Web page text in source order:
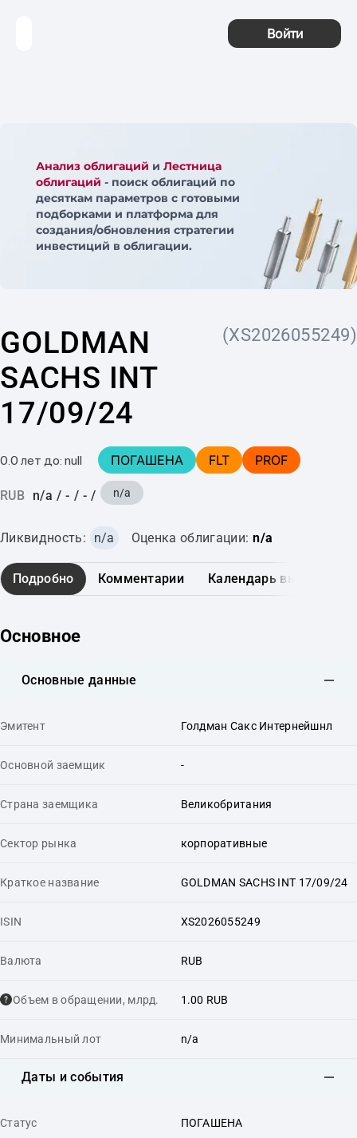
Войти
Анализ облигаций и Лестница
облигаций - поиск облигаций по
десяткам параметров с готовыми
подборками и платформа для
создания/обновления стратегии
инвестиций в облигации.
GOLDMAN
SACHS INT
17/09/24
(XS2026055249)
0.0 лет до: null ПОГАШЕНА FLT PROF
RUB n/a / - / - / n/a
Ликвидность: n/a Оценка облигации: n/a
Подробно Комментарии Календарь выплат
Основное
Основные данные
Эмитент Голдман Сакс Интернейшнл
Основной заемщик -
Страна заемщика Великобритания
Сектор рынка корпоративные
Краткое название GOLDMAN SACHS INT 17/09/24
ISIN XS2026055249
Валюта RUB
Объем в обращении, млрд. 1.00 RUB
Минимальный лот n/a
Даты и события
Статус ПОГАШЕНА